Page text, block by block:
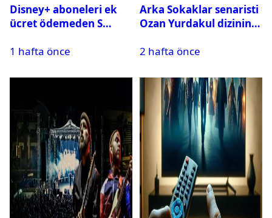
Disney+ aboneleri ek
ücret ödemeden S
izleyebilecek
1 hafta önce
Arka Sokaklar senaristi
Ozan Yurdakul dizinin
2 hafta önce